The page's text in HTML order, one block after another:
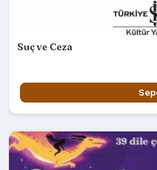
Suç ve Ceza